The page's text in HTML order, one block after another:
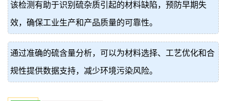
该检测有助于识别硫杂质引起的材料缺陷，预防早期失
效，确保工业生产和产品质量的可靠性。
通过准确的硫含量分析，可以为材料选择、工艺优化和合
规性提供数据支持，减少环境污染风险。
询